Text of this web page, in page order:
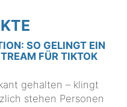
SO GELINGT EIN
FÜR TIKTOK
gehalten – klingt
stehen Personen